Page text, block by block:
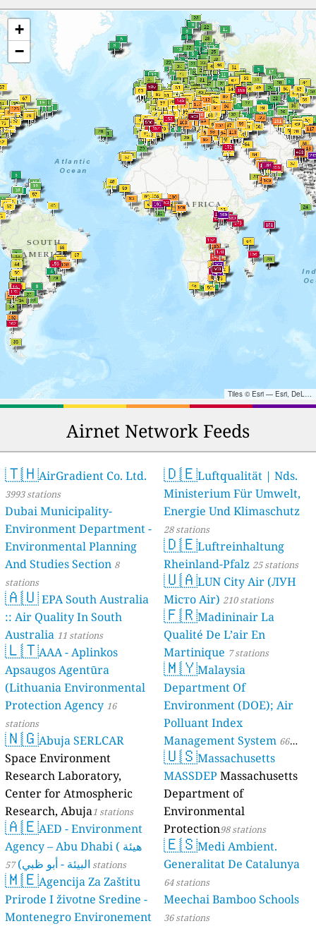
+
−
Tiles © Esri — Esri, DeLorme, NAVTEQ, TomTom, Intermap, iPC, USGS, FAO, NPS, NRCAN, GeoBase, Kadaster NL, Ordnance Survey, Esri Japan, METI, Esri China (Hong Kong), and the GIS User Community
Airnet Network Feeds
🇹🇭AirGradient Co. Ltd.
3993 stations
Dubai Municipality-
Environment Department -
Environmental Planning
And Studies Section 8
stations
🇦🇺EPA South Australia
:: Air Quality In South
Australia 11 stations
🇱🇹AAA - Aplinkos
Apsaugos Agentūra
(Lithuania Environmental
Protection Agency 16
stations
🇳🇬Abuja SERLCAR
Space Environment
Research Laboratory,
Center for Atmospheric
Research, Abuja1 stations
🇦🇪AED - Environment
Agency – Abu Dhabi ( هيئة
البيئة - أبو ظبي) 57 stations
🇲🇪Agencija Za Zaštitu
Prirode I životne Sredine -
Montenegro Environement
🇩🇪Luftqualität | Nds.
Ministerium Für Umwelt,
Energie Und Klimaschutz
28 stations
🇩🇪Luftreinhaltung
Rheinland-Pfalz 25 stations
🇺🇦LUN City Air (ЛУН
Місто Air) 210 stations
🇫🇷Madininair La
Qualité De L’air En
Martinique 7 stations
🇲🇾Malaysia
Department Of
Environment (DOE); Air
Polluant Index
Management System 66
stations
🇺🇸Massachusetts
MASSDEP Massachusetts
Department of
Environmental
Protection98 stations
🇪🇸Medi Ambient.
Generalitat De Catalunya
64 stations
Meechai Bamboo Schools
36 stations